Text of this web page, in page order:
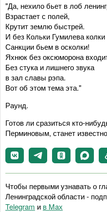
"Да, нехило бьет в лоб
Взрастает с полей,
Крутит землю быстрей.
И без Кольки Гумилева колки
Санкции бьем в осколки!
Яхнюк без оксюморона
Без стука и лишнего звука
в зал славы рэпа.
Вот об этом тема эта."
Раунд.
Готов ли сразиться кто-
Перминовым, станет
Чтобы первыми узнавать о
Ленинградской области -
Telegram и в Maх